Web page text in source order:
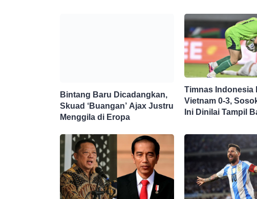
Bintang Baru Dicadangkan,
Skuad ‘Buangan’ Ajax Justru
Menggila di Eropa
Timnas Indonesia
Vietnam 0-3,
Ini Dinilai Tampil